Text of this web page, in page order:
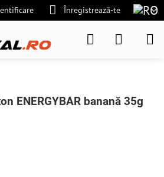
Înregistrează-te
ENERGYBAR banană 35g